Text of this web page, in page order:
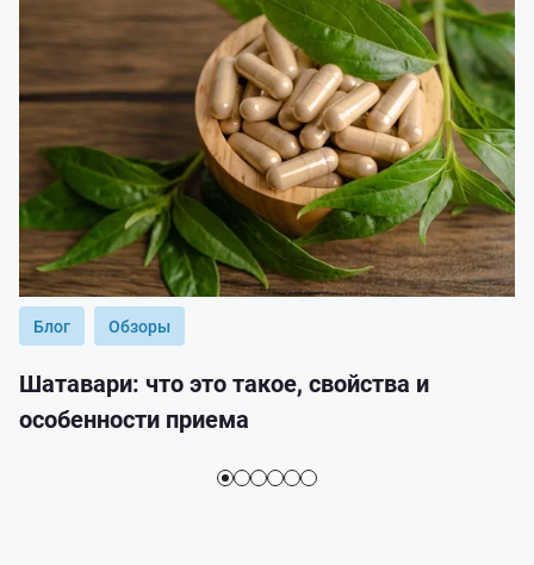
Блог Обзоры
Шатавари: что это такое, свойства и
особенности приема